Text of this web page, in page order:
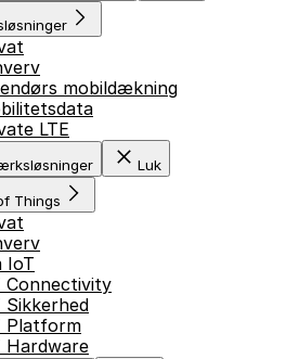
mobildækning
LTE
Luk
Things
IoT
Connectivity
Sikkerhed
Platform
Hardware